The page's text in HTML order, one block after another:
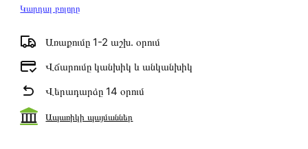
Կարդալ բոլորը
Առաքումը 1-2 աշխ․ օրում
Վճարումը կանխիկ և անկանխիկ
Վերադարձը 14 օրում
Ապառիկի պայմաններ